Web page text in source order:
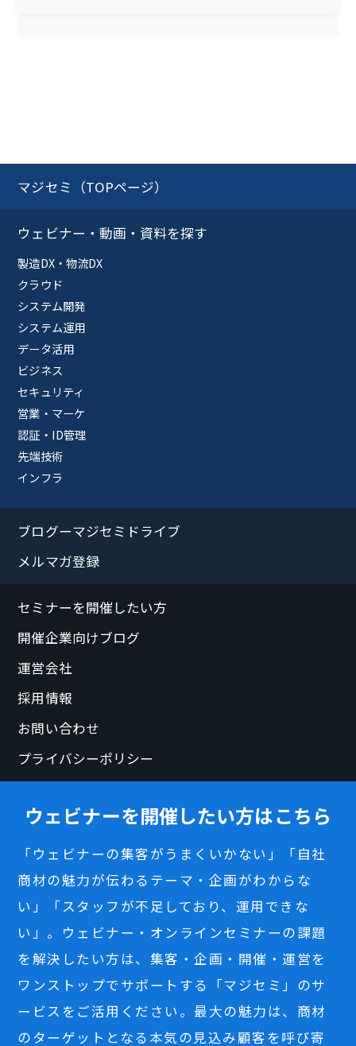
マジセミ（TOPページ）
ウェビナー・動画・資料を探す
製造DX・物流DX
クラウド
システム開発
システム運用
データ活用
ビジネス
セキュリティ
営業・マーケ
認証・ID管理
先端技術
インフラ
ブログーマジセミドライブ
メルマガ登録
セミナーを開催したい方
開催企業向けブログ
運営会社
採用情報
お問い合わせ
プライバシーポリシー
ウェビナーを開催したい方はこちら
「ウェビナーの集客がうまくいかない」「自社
商材の魅力が伝わるテーマ・企画がわからな
い」「スタッフが不足しており、運用できな
い」。ウェビナー・オンラインセミナーの課題
を解決したい方は、集客・企画・開催・運営を
ワンストップでサポートする「マジセミ」のサ
ービスをご活用ください。最大の魅力は、商材
のターゲットとなる本気の見込み顧客を呼び寄